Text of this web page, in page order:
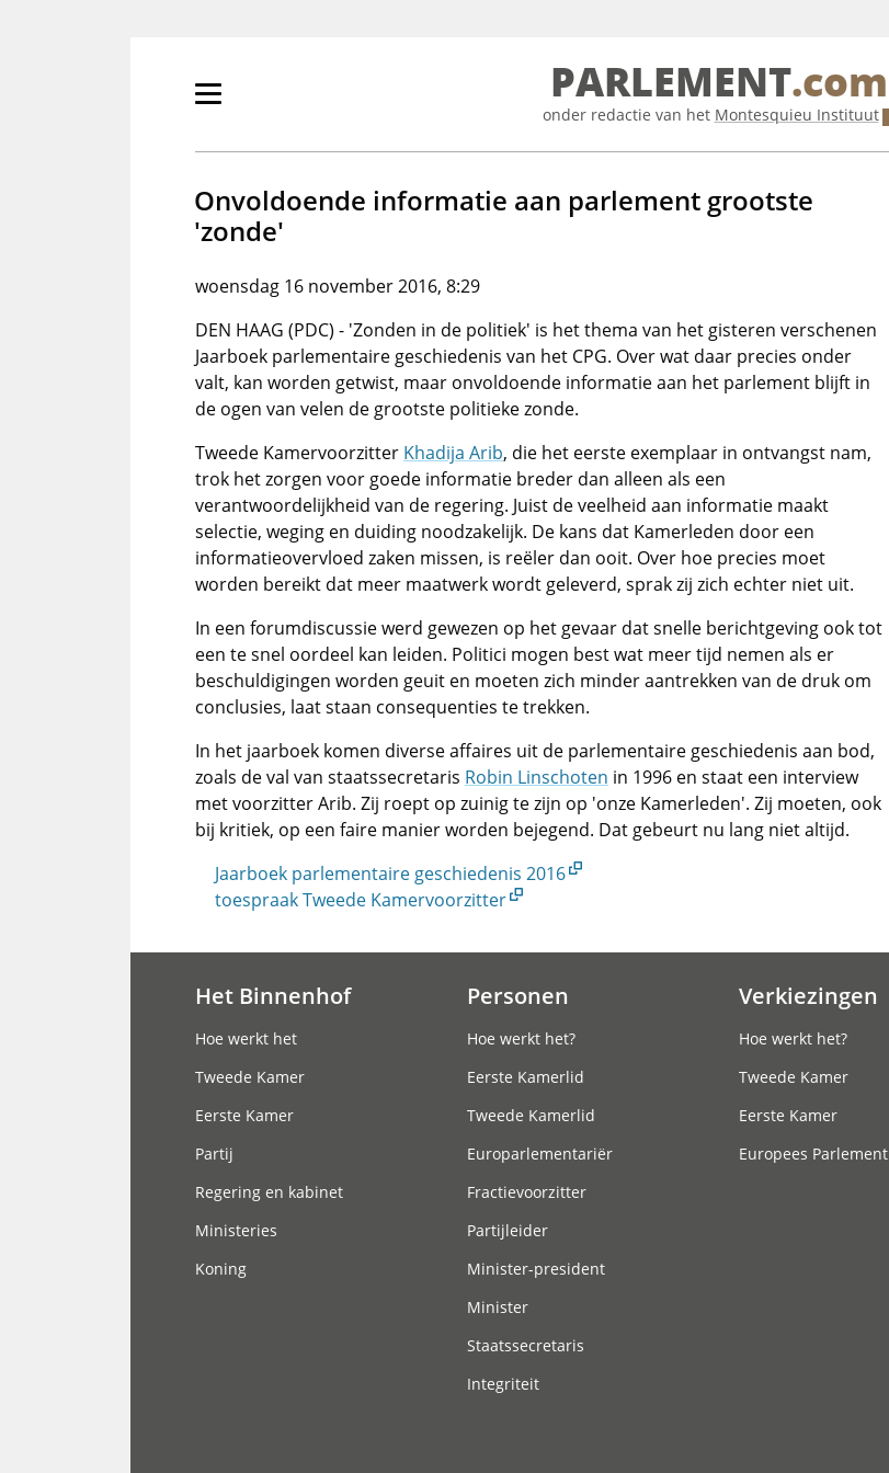
Primair
tonen/verbergen
PARLEMENT.com
onder redactie van het Montesquieu Instituut
Onvoldoende informatie aan parlement grootste
'zonde'
woensdag 16 november 2016, 8:29
DEN HAAG (PDC) - 'Zonden in de politiek' is het thema van het gisteren verschenen
Jaarboek parlementaire geschiedenis van het CPG. Over wat daar precies onder
valt, kan worden getwist, maar onvoldoende informatie aan het parlement blijft in
de ogen van velen de grootste politieke zonde.
Tweede Kamervoorzitter Khadija Arib, die het eerste exemplaar in ontvangst nam,
trok het zorgen voor goede informatie breder dan alleen als een
verantwoordelijkheid van de regering. Juist de veelheid aan informatie maakt
selectie, weging en duiding noodzakelijk. De kans dat Kamerleden door een
informatieovervloed zaken missen, is reëler dan ooit. Over hoe precies moet
worden bereikt dat meer maatwerk wordt geleverd, sprak zij zich echter niet uit.
In een forumdiscussie werd gewezen op het gevaar dat snelle berichtgeving ook tot
een te snel oordeel kan leiden. Politici mogen best wat meer tijd nemen als er
beschuldigingen worden geuit en moeten zich minder aantrekken van de druk om
conclusies, laat staan consequenties te trekken.
In het jaarboek komen diverse affaires uit de parlementaire geschiedenis aan bod,
zoals de val van staatssecretaris Robin Linschoten in 1996 en staat een interview
met voorzitter Arib. Zij roept op zuinig te zijn op 'onze Kamerleden'. Zij moeten, ook
bij kritiek, op een faire manier worden bejegend. Dat gebeurt nu lang niet altijd.
Jaarboek parlementaire geschiedenis 2016
toespraak Tweede Kamervoorzitter
Het Binnenhof
Hoe werkt het
Tweede Kamer
Eerste Kamer
Partij
Regering en kabinet
Ministeries
Koning
Personen
Hoe werkt het?
Eerste Kamerlid
Tweede Kamerlid
Europarlementariër
Fractievoorzitter
Partijleider
Minister-president
Minister
Staatssecretaris
Integriteit
Verkiezingen
Hoe werkt het?
Tweede Kamer
Eerste Kamer
Europees Parlement